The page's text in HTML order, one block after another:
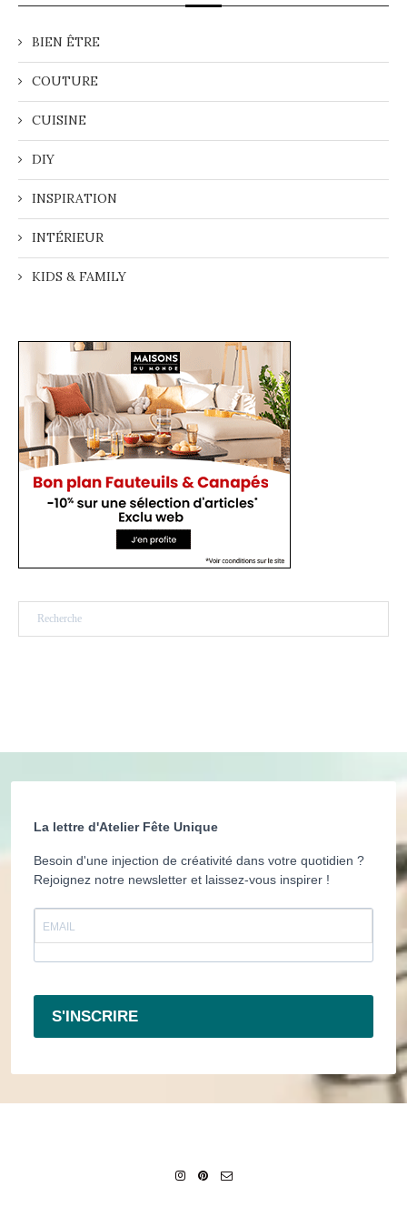
BIEN ÊTRE
COUTURE
CUISINE
DIY
INSPIRATION
INTÉRIEUR
KIDS & FAMILY
La lettre d'Atelier Fête Unique
Besoin d'une injection de créativité dans votre quotidien ?
Rejoignez notre newsletter et laissez-vous inspirer !
S'INSCRIRE